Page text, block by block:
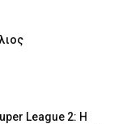
League 2: Η